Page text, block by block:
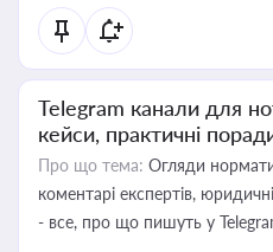
Telegram канали для
кейси, практичні
Про що тема: Огляди
коментарі експертів,
- все, про що пишуть у